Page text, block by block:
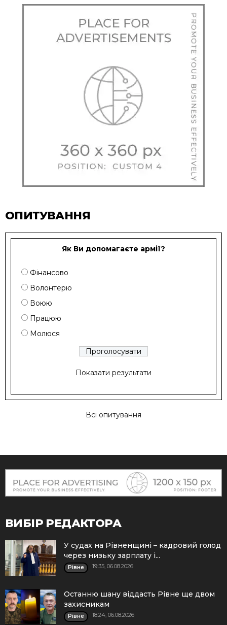
ОПИТУВАННЯ
Як Ви допомагаєте армії?
Фінансово
Волонтерю
Воюю
Працюю
Молюся
Показати результати
Всі опитування
ВИБІР РЕДАКТОРА
У судах на Рівненщині – кадровий голод
через низьку зарплату і...
Рівне 19:35, 06.08.2026
Останню шану віддасть Рівне ще двом
захисникам
Рівне 18:24, 06.08.2026